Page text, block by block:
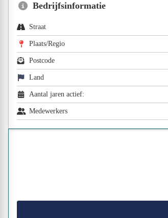
Bedrijfsinformatie
Straat
Plaats/Regio
Postcode
Land
Aantal jaren actief:
Medewerkers